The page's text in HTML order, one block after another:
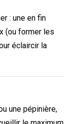
: une en fin
(ou former les
éclaircir la
une pépinière,